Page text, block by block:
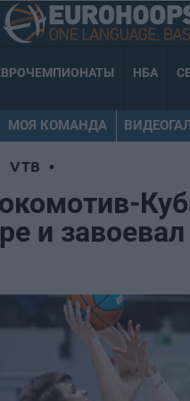
НБА
МОЯ КОМАНДА
VTB •
и